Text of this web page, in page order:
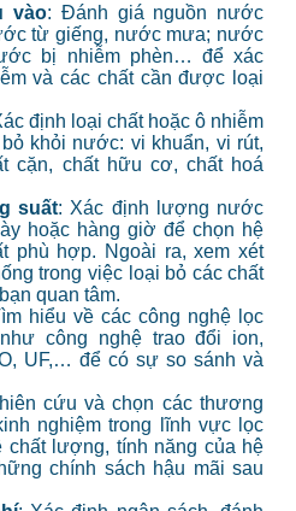
vào: Đánh giá nguồn nước
từ giếng, nước mưa; nước
bị nhiễm phèn… để xác
và các chất cần được loại
định loại chất hoặc ô nhiễm
khỏi nước: vi khuẩn, vi rút,
cặn, chất hữu cơ, chất hoá
suất: Xác định lượng nước
hoặc hàng giờ để chọn hệ
phù hợp. Ngoài ra, xem xét
trong việc loại bỏ các chất
quan tâm.
hiểu về các công nghệ lọc
công nghệ trao đổi ion,
UF,… để có sự so sánh và
cứu và chọn các thương
nghiệm trong lĩnh vực lọc
lượng, tính năng của hệ
chính sách hậu mãi sau